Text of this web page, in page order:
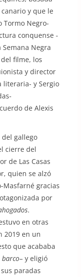
y que le
Tormo Negro-
conquense -
Negra
filme, los
y director
literaria- y Sergio
de Alexis
del gallego
cierre del
de Las Casas
quien se alzó
Masfarné gracias
por
.
en otras
2019 en un
que acababa
– y eligió
paradas